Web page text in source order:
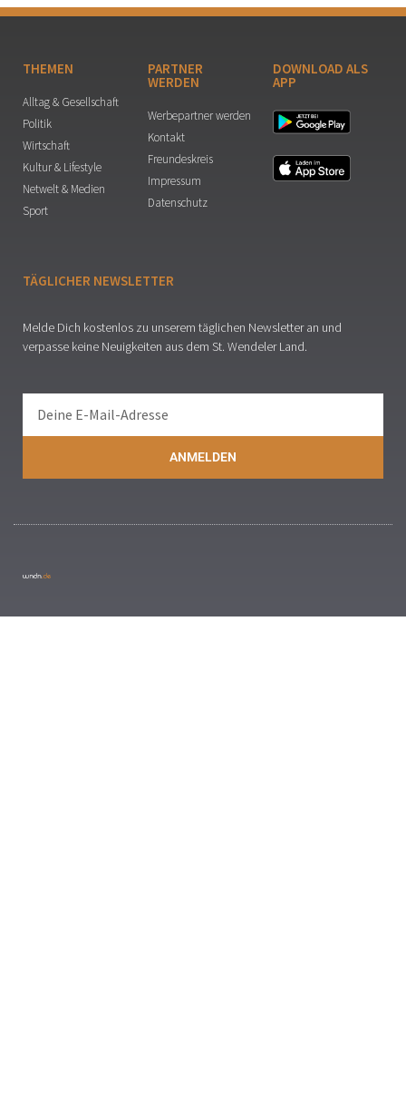
THEMEN
Alltag & Gesellschaft
Politik
Wirtschaft
Kultur & Lifestyle
Netwelt & Medien
Sport
PARTNER
WERDEN
Werbepartner werden
Kontakt
Freundeskreis
Impressum
Datenschutz
DOWNLOAD ALS
APP
TÄGLICHER NEWSLETTER
Melde Dich kostenlos zu unserem täglichen Newsletter an und
verpasse keine Neuigkeiten aus dem St. Wendeler Land.
ANMELDEN